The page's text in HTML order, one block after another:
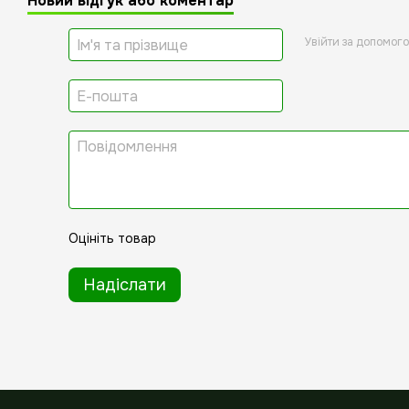
Увійти за
Оцініть товар
Надіслати